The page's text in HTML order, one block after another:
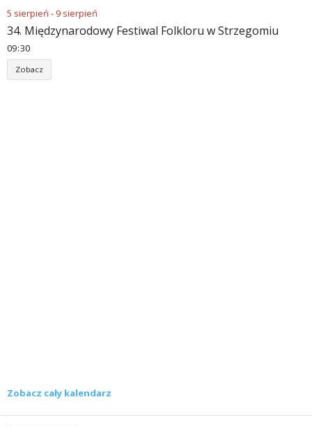
5 sierpień - 9 sierpień
34. Międzynarodowy Festiwal Folkloru w Strzegomiu
09 30
Zobacz
Zobacz cały kalendarz